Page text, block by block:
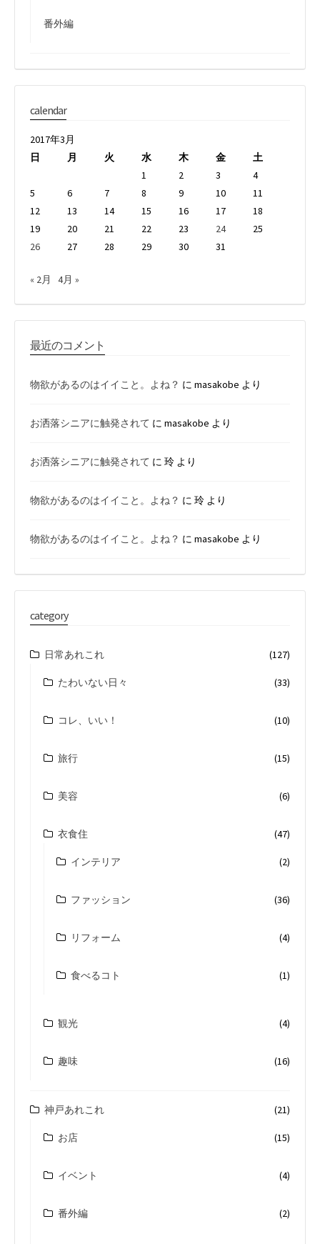
番外編
calendar
2017年3月
日
月 火 水 木 金
土
1
2 3
4
5
6 7 8 9 10
11
12
13 14 15 16 17
18
19
20 21 22 23 24
25
26
27 28 29 30 31
« 2月 4月 »
最近のコメント
物欲があるのはイイこと。よね？ に masakobe より
お洒落シニアに触発されて に masakobe より
お洒落シニアに触発されて に 玲 より
物欲があるのはイイこと。よね？ に 玲 より
物欲があるのはイイこと。よね？ に masakobe より
category
日常あれこれ (127)
たわいない日々 (33)
コレ、いい！ (10)
旅行 (15)
美容 (6)
衣食住 (47)
インテリア (2)
ファッション (36)
リフォーム (4)
食べるコト (1)
観光 (4)
趣味 (16)
神戸あれこれ (21)
お店 (15)
イベント (4)
番外編 (2)